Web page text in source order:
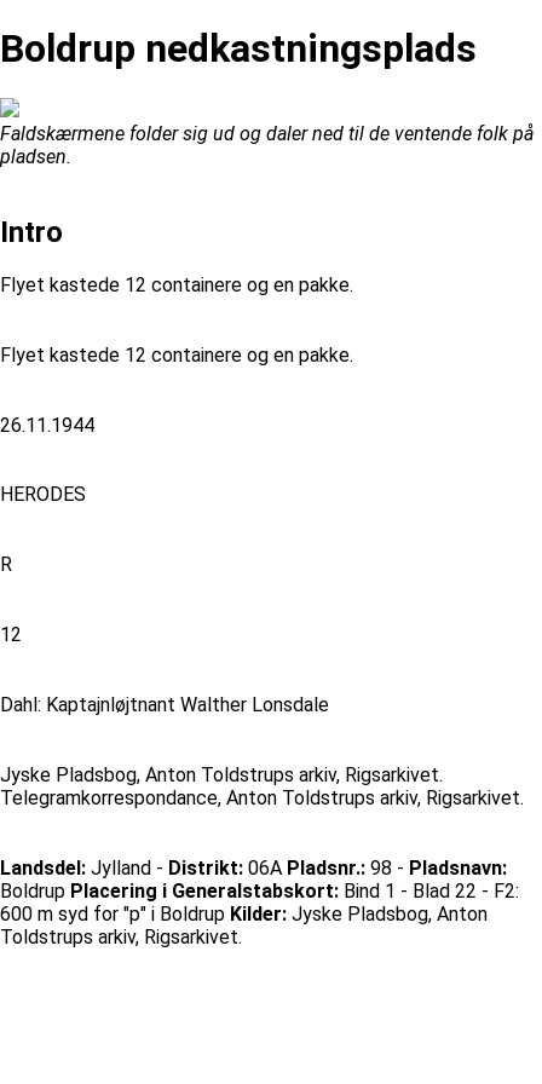
Boldrup nedkastningsplads
Faldskærmene folder sig ud og daler ned til de ventende folk på
pladsen.
Intro
Flyet kastede 12 containere og en pakke.
Flyet kastede 12 containere og en pakke.
26.11.1944
HERODES
R
12
Dahl: Kaptajnløjtnant Walther Lonsdale
Jyske Pladsbog, Anton Toldstrups arkiv, Rigsarkivet.
Telegramkorrespondance, Anton Toldstrups arkiv, Rigsarkivet.
Landsdel: Jylland - Distrikt: 06A Pladsnr.: 98 - Pladsnavn:
Boldrup Placering i Generalstabskort: Bind 1 - Blad 22 - F2:
600 m syd for "p" i Boldrup Kilder: Jyske Pladsbog, Anton
Toldstrups arkiv, Rigsarkivet.